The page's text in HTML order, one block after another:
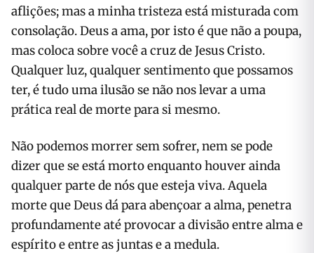
aflições; mas a minha tristeza está misturada com
consolação. Deus a ama, por isto é que não a poupa,
mas coloca sobre você a cruz de Jesus Cristo.
Qualquer luz, qualquer sentimento que possamos
ter, é tudo uma ilusão se não nos levar a uma
prática real de morte para si mesmo.
Não podemos morrer sem sofrer, nem se pode
dizer que se está morto enquanto houver ainda
qualquer parte de nós que esteja viva. Aquela
morte que Deus dá para abençoar a alma, penetra
profundamente até provocar a divisão entre alma e
espírito e entre as juntas e a medula.